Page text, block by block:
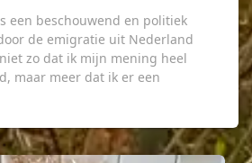
een beschouwend en politiek
de emigratie uit Nederland
zo dat ik mijn mening heel
maar meer dat ik er een